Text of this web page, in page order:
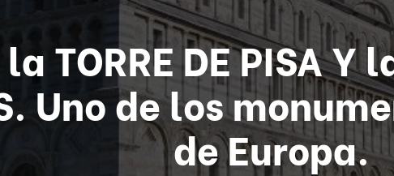
TORRE DE PISA Y
Uno de los
de Europa.